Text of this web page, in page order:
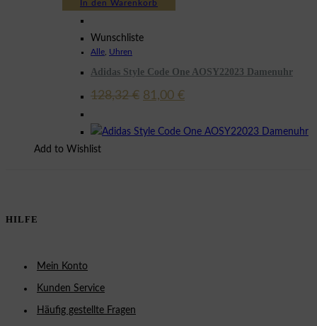
In den Warenkorb
Wunschliste
Alle Uhren
Adidas Style Code One AOSY22023 Damenuhr
128,32€ Ursprünglicher
128,32 €
81,00 €Aktueller
81,00 €.
Add to Wishlist
HILFE
Mein Konto
Kunden Service
Häufig gestellte Fragen